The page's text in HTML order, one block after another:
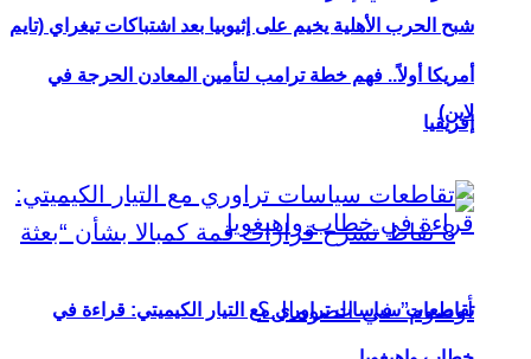
شبح الحرب الأهلية يخيم على إثيوبيا بعد اشتباكات تيغراي (تايم
لاين)
أمريكا أولاً.. فهم خطة ترامب لتأمين المعادن الحرجة في
إفريقيا
تقاطعات سياسات تراوري مع التيار الكيميتي: قراءة في